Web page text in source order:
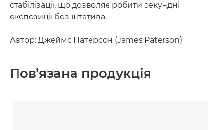
стабілізації, що дозволяє робити секундні
експозиції без штатива.
Автор: Джеймс Патерсон (James Paterson)
Пов’язана продукція